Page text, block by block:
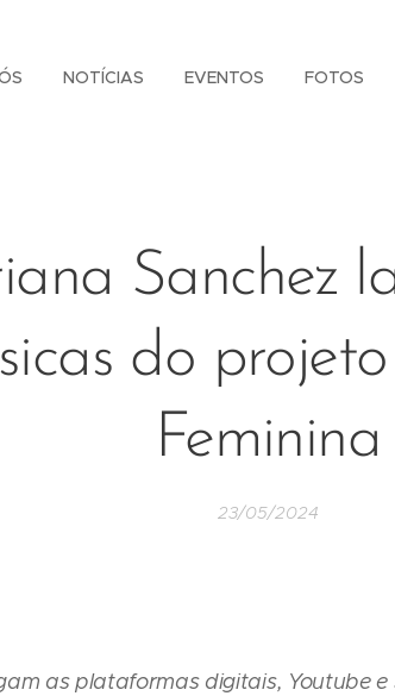
NOTÍCIAS EVENTOS FOTOS
Sanchez
do
Feminina
23/05/2024
as plataformas digitais, Youtube